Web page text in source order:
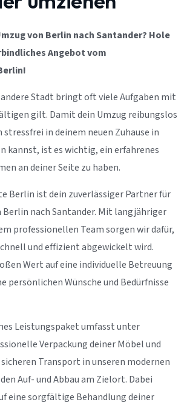
von Berlin nach Santander? Hole
Angebot vom
Stadt bringt oft viele Aufgaben mit
gilt. Damit dein Umzug reibungslos
stressfrei in deinem neuen Zuhause in
kannst, ist es wichtig, ein erfahrenes
an deiner Seite zu haben.
Berlin ist dein zuverlässiger Partner für
Berlin nach Santander. Mit langjähriger
professionellen Team sorgen wir dafür,
und effizient abgewickelt wird.
Wert auf eine individuelle Betreuung
persönlichen Wünsche und Bedürfnisse
Leistungspaket umfasst unter
Verpackung deiner Möbel und
Transport in unseren modernen
Auf- und Abbau am Zielort. Dabei
eine sorgfältige Behandlung deiner